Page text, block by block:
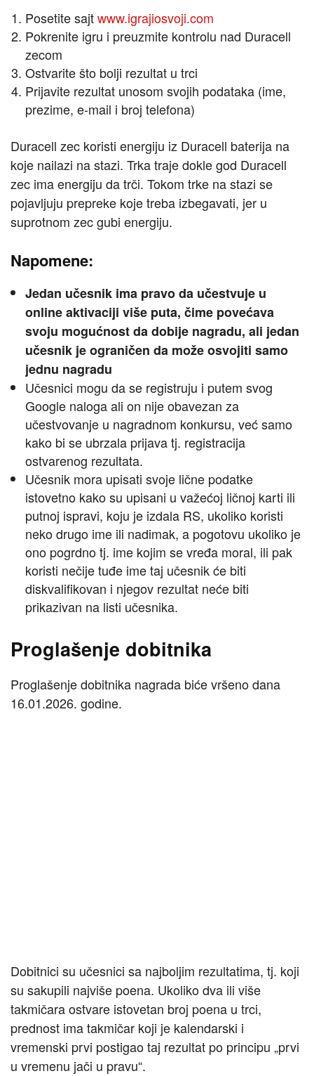
Posetite sajtwww.igrajiosvoji.com
Pokrenite igru i preuzmite kontrolu nad Duracell
zecom
Ostvarite što bolji rezultat u trci
Prijavite rezultat unosom svojih podataka (ime,
prezime, e-mail i broj telefona)
Duracell zec koristi energiju iz Duracell baterija na
koje nailazi na stazi. Trka traje dokle god Duracell
zec ima energiju da trči. Tokom trke na stazi se
pojavljuju prepreke koje treba izbegavati, jer u
suprotnom zec gubi energiju.
Napomene:
Jedan učesnik ima pravo da učestvuje u
online aktivaciji više puta, čime povećava
svoju mogućnost da dobije nagradu, ali jedan
učesnik je ograničen da može osvojiti samo
jednu nagradu
Učesnici mogu da se registruju i putem svog
Google naloga ali on nije obavezan za
učestvovanje u nagradnom konkursu, već samo
kako bi se ubrzala prijava tj. registracija
ostvarenog rezultata.
Učesnik mora upisati svoje lične podatke
istovetno kako su upisani u važećoj ličnoj karti ili
putnoj ispravi, koju je izdala RS, ukoliko koristi
neko drugo ime ili nadimak, a pogotovu ukoliko je
ono pogrdno tj. ime kojim se vređa moral, ili pak
koristi nečije tuđe ime taj učesnik će biti
diskvalifikovan i njegov rezultat neće biti
prikazivan na listi učesnika.
Proglašenje dobitnika
Proglašenje dobitnika nagrada biće vršeno dana
16.01.2026. godine.
Dobitnici su učesnici sa najboljim rezultatima, tj. koji
su sakupili najviše poena. Ukoliko dva ili više
takmičara ostvare istovetan broj poena u trci,
prednost ima takmičar koji je kalendarski i
vremenski prvi postigao taj rezultat po principu „prvi
u vremenu jači u pravu“.